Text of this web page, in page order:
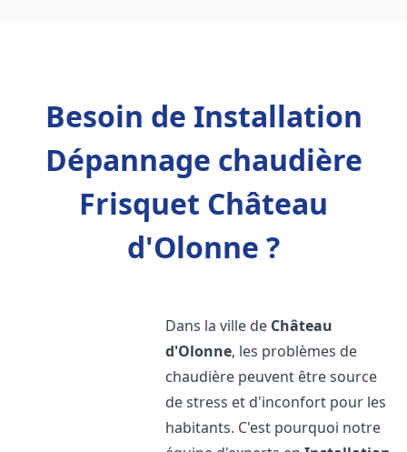
Besoin de Installation
Dépannage chaudière
Frisquet Château
d'Olonne ?
Dans la ville de Château
d'Olonne, les problèmes de
chaudière peuvent être source
de stress et d'inconfort pour les
habitants. C'est pourquoi notre